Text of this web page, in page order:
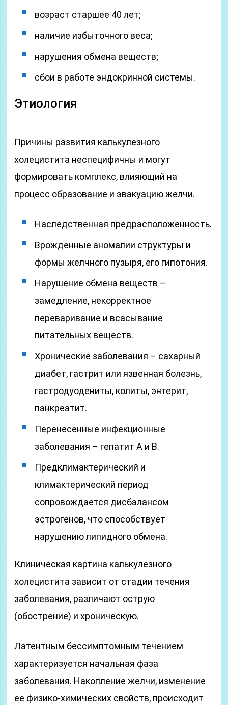
возраст старшее 40 лет;
наличие избыточного веса;
нарушения обмена веществ;
сбои в работе эндокринной системы.
Этиология
Причины развития калькулезного
холецистита неспецифичны и могут
формировать комплекс, влияющий на
процесс образование и эвакуацию желчи.
Наследственная предрасположенность.
Врожденные аномалии структуры и
формы желчного пузыря, его гипотония.
Нарушение обмена веществ –
замедление, некорректное
переваривание и всасывание
питательных веществ.
Хронические заболевания – сахарный
диабет, гастрит или язвенная болезнь,
гастродуодениты, колиты, энтерит,
панкреатит.
Перенесенные инфекционные
заболевания – гепатит А и В.
Предклимактерический и
климактерический период
сопровождается дисбалансом
эстрогенов, что способствует
нарушению липидного обмена.
Клиническая картина калькулезного
холецистита зависит от стадии течения
заболевания, различают острую
(обострение) и хроническую.
Латентным бессимптомным течением
характеризуется начальная фаза
заболевания. Накопление желчи, изменение
ее физико-химических свойств, происходит